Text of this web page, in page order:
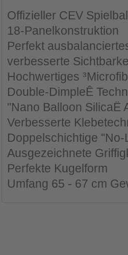
Offizieller CEV
18-Panelkonstruktion
Perfekt
verbesserte
Hochwertiges
Double-DimpleÊ
''Nano Balloon SilicaË
Verbesserte
Doppelschichtige
Ausgezeichnete
Perfekte Kugelform
Umfang 65 - 67 cm